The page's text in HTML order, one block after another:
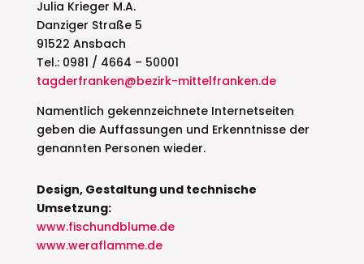
Julia Krieger M.A.
Danziger Straße 5
91522 Ansbach
Tel.: 0981 / 4664 – 50001
tagderfranken@bezirk-mittelfranken.de
Namentlich gekennzeichnete Internetseiten
geben die Auffassungen und Erkenntnisse der
genannten Personen wieder.
Design, Gestaltung und technische
Umsetzung:
www.fischundblume.de
www.weraflamme.de